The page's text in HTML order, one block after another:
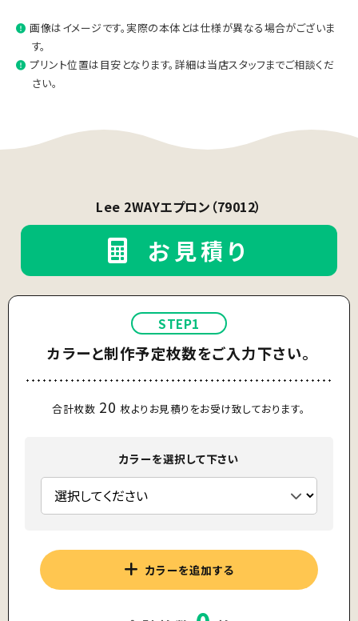
画像はイメージです。実際の本体とは仕様が異なる場合がございま
す。
プリント位置は目安となります。詳細は当店スタッフまでご相談くだ
さい。
Lee 2WAYエプロン（79012）
お見積り
STEP1
カラーと制作予定枚数をご入力下さい。
合計枚数 20 枚よりお見積りをお受け致しております。
カラーを選択して下さい
カラーを追加する